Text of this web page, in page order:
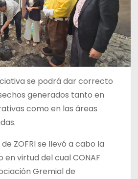
se podrá dar correcto
generados tanto en
como en las áreas
ZOFRI se llevó a cabo la
en virtud del cual CONAF
Gremial de